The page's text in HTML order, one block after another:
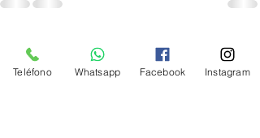
2 comentarios
Teléfono Whatsapp Facebook Instagram